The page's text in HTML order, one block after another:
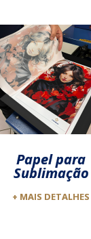
Papel para
Sublimação
+ MAIS DETALHES